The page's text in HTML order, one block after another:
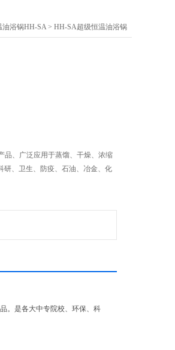
油浴锅HH-SA> HH-SA超级恒温油浴锅
品、广泛应用于蒸馏、干燥、浓缩
研、卫生、防疫、石油、冶金、化
。是各大中专院校、环保、科